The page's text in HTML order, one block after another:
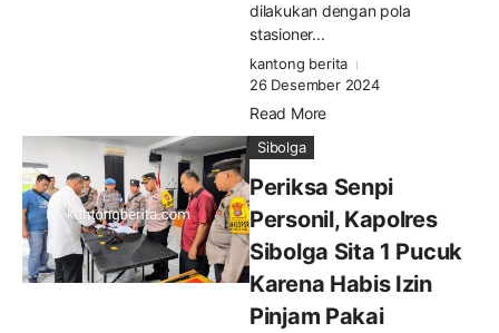
dilakukan dengan pola
stasioner...
kantong berita
26 Desember 2024
Read More
Sibolga
Periksa Senpi
Personil, Kapolres
Sibolga Sita 1 Pucuk
Karena Habis Izin
Pinjam Pakai